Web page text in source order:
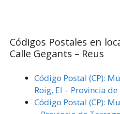
Códigos Postales en
Calle Gegants – Reus
Código Postal (CP):
Roig, El – Provincia
Código Postal (CP):